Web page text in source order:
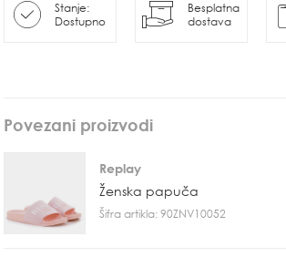
Stanje:
Dostupno
Besplatna
dostava
Povezani proizvodi
Replay
Ženska papuča
Šifra artikla: 90ZNV10052